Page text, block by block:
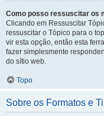
Como posso ressuscitar os
Clicando em Ressuscitar
ressuscitar o Tópico para o
vir esta opção, então esta
fazer simplesmente
do sítio web.
Topo
Sobre os Formatos e